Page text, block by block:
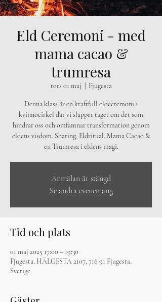
Eld Ceremoni - med
mama cacao &
trumresa
tors 01 maj Fjugesta
Denna klass är en kraftfull eldceremoni i
kvinnocirkel där vi släpper taget om det som
hindrar oss och omfamnar transformation genom
eldens visdom. Sharing, Eldritual, Mama Cacao &
en Trumresa i eldens magi.
Anmälan är stängd
Se andra evenemang
Tid och plats
01 maj 2025 17:00 – 19:30
Fjugesta, HÄLGESTA 2107, 716 91 Fjugesta,
Sverige